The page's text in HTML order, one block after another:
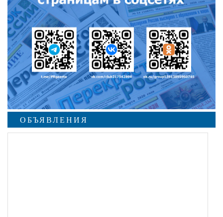
ОБЪЯВЛЕНИЯ